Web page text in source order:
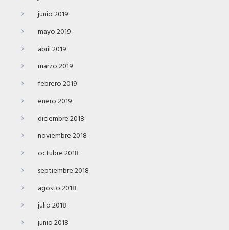
junio 2019
mayo 2019
abril 2019
marzo 2019
febrero 2019
enero 2019
diciembre 2018
noviembre 2018
octubre 2018
septiembre 2018
agosto 2018
julio 2018
junio 2018